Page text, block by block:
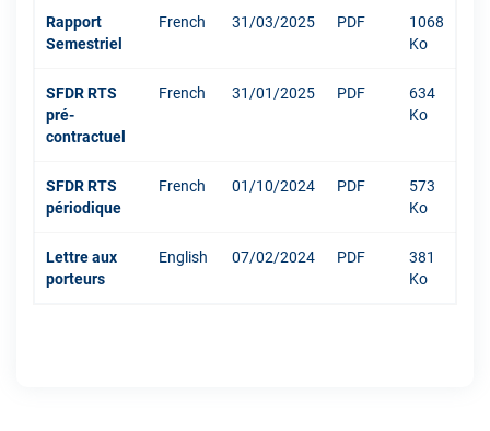
Rapport
Semestriel
French 31/03/2025 PDF
1068
Ko
SFDR RTS
pré-
contractuel
French 31/01/2025 PDF
634
Ko
SFDR RTS
périodique
French 01/10/2024 PDF
573
Ko
Lettre aux
porteurs
English 07/02/2024 PDF
381
Ko